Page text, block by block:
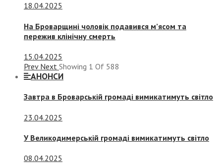
18.04.2025
На Броварщині чоловік подавився м’ясом та
пережив клінічну смерть
15.04.2025
Prev Next Showing 1 Of 588
АНОНСИ
Завтра в Броварській громаді вимикатимуть світло
23.04.2025
У Великодимерській громаді вимикатимуть світло
08.04.2025